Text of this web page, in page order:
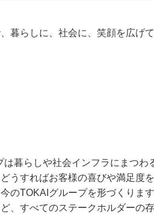
暮らしに、社会に、笑顔を広げて
暮らしや社会インフラにまつわ
うすればお客様の喜びや満足度
のTOKAIグループを形づくりま
、すべてのステークホルダーの